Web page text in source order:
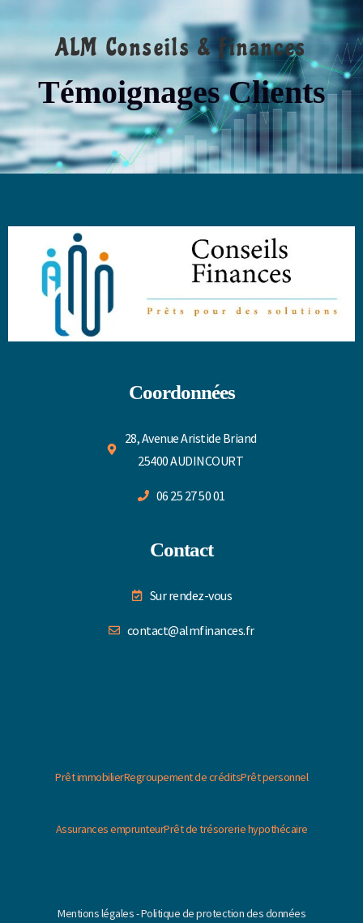
ALM Conseils & Finances
Témoignages Clients
Coordonnées
28, Avenue Aristide Briand
25400 AUDINCOURT
06 25 27 50 01
Contact
Sur rendez-vous
contact@almfinances.fr
Prêt immobilierRegroupement de créditsPrêt personnel
Assurances emprunteurPrêt de trésorerie hypothécaire
Mentions légales - Politique de protection des données